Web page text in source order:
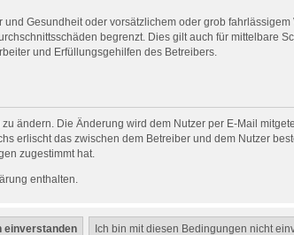
Gesundheit oder vorsätzlichem oder grob
begrenzt. Dies gilt auch für mittelbare
und Erfüllungsgehilfen des Betreibers.
ändern. Die Änderung wird dem Nutzer per E-Mail
erlischt das zwischen dem Betreiber und dem Nutzer
zugestimmt hat.
enthalten.